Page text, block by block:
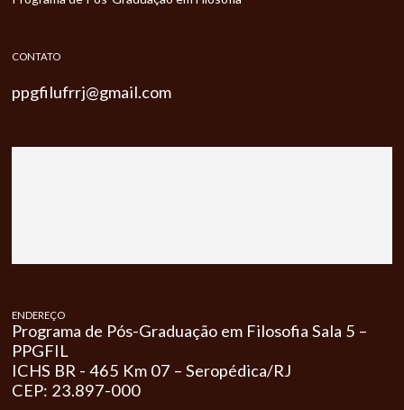
CONTATO
ppgfilufrrj@gmail.com
ENDEREÇO
Programa de Pós-Graduação em Filosofia Sala 5 –
PPGFIL
ICHS BR - 465 Km 07 – Seropédica/RJ
CEP: 23.897-000